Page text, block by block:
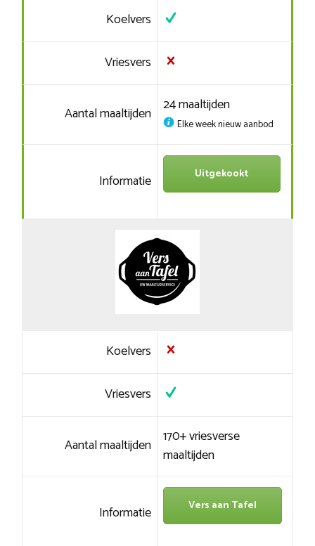
Koelvers
Vriesvers
Aantal maaltijden 24 maaltijden
Elke week nieuw aanbod
Informatie Uitgekookt
Koelvers
Vriesvers
Aantal maaltijden 170+ vriesverse
maaltijden
Informatie Vers aan Tafel